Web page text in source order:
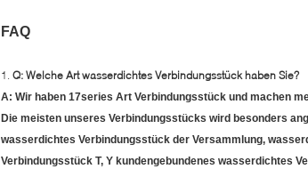
FAQ
1. Q: Welche Art wasserdichtes Verbindungsstück haben Sie?
A: Wir haben 17series Art Verbindungsstück und machen
Die meisten unseres Verbindungsstücks wird besonders
wasserdichtes Verbindungsstück der Versammlung,
Verbindungsstück T, Y kundengebundenes wasserdichtes